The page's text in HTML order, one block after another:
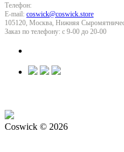
Телефон:
E-mail: coswick@coswick.store
105120, Москва, Нижняя
Заказ по телефону: с 9-00 до 20-00
Coswick © 2026